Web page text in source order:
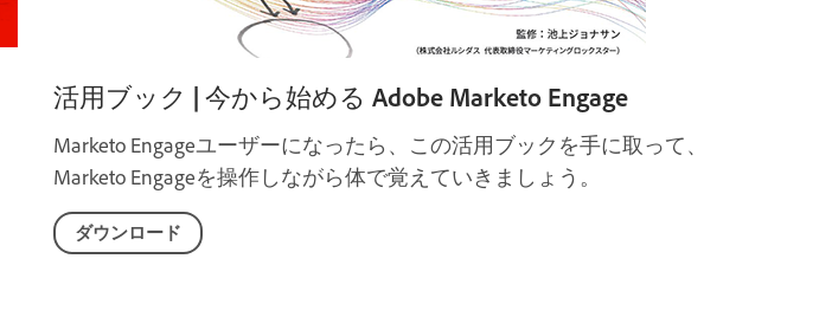
活用ブック | 今から始める Adobe Marketo Engage
Marketo Engageユーザーになったら、この活用ブックを手に取って、
Marketo Engageを操作しながら体で覚えていきましょう。
ダウンロード